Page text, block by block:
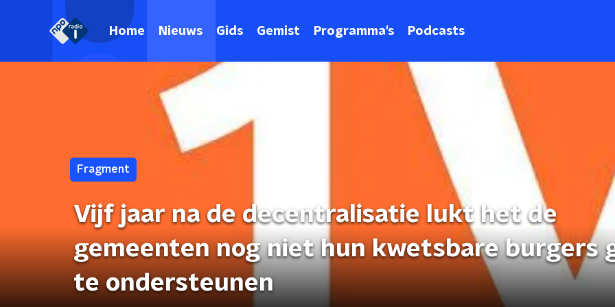
Home Nieuws Gids Gemist Programma's Podcasts
Fragment
Vijf jaar na de decentralisatie lukt het de
gemeenten nog niet hun kwetsbare burgers
te ondersteunen